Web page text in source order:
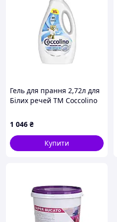
Гель для прання 2,72л для
Білих речей ТМ Coccolino
1 046 ₴
Купити